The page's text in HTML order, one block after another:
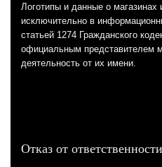
Логотипы и данные о
исключительно в
статьей 1274 Гражданского
официальным представителем
деятельность от их имени.
Отказ от ответственности